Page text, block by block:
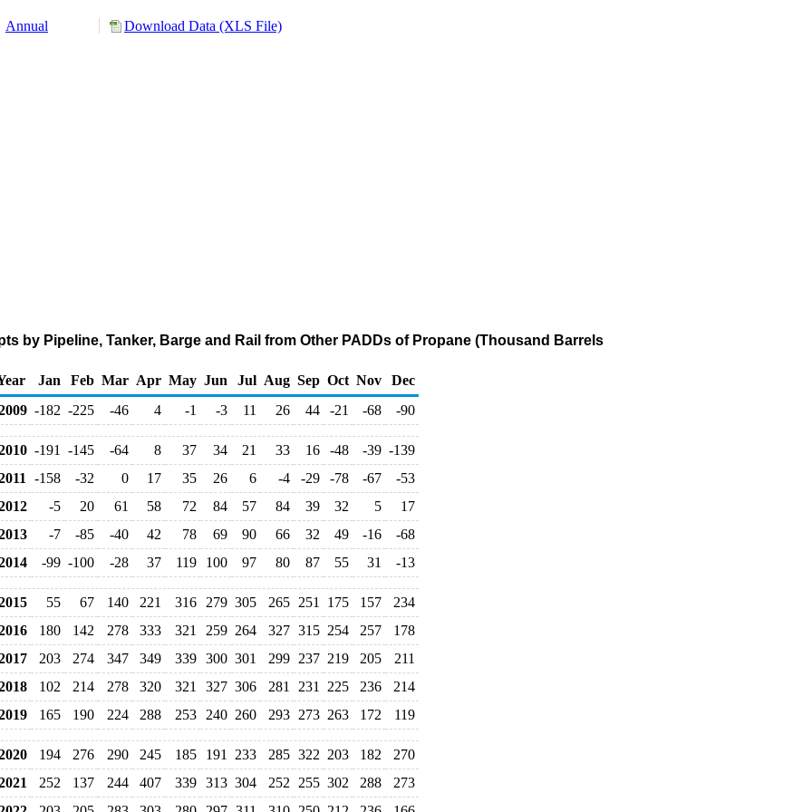
Annual Download Data (XLS File)
by Pipeline, Tanker, Barge and Rail from Other PADDs of Propane (Thousand Barrels
Jan Feb Mar Apr May Jun Jul Aug Sep Oct Nov
Dec
-182 -225 -46 4 -1 -3 11 26 44 -21 -68 -90
-191 -145 -64 8 37 34 21 33 16 -48 -39 -139
-158 -32 0 17 35 26 6 -4 -29 -78 -67
-53
-5 20 61 58 72 84 57 84 39 32 5
17
-7 -85 -40 42 78 69 90 66 32 49 -16
-68
-99 -100 -28 37 119 100 97 80 87 55 31 -13
55 67 140 221 316 279 305 265 251 175 157
234
180 142 278 333 321 259 264 327 315 254 257
178
203 274 347 349 339 300 301 299 237 219 205
211
102 214 278 320 321 327 306 281 231 225 236
214
165 190 224 288 253 240 260 293 273 263 172 119
194 276 290 245 185 191 233 285 322 203 182
270
252 137 244 407 339 313 304 252 255 302 288
273